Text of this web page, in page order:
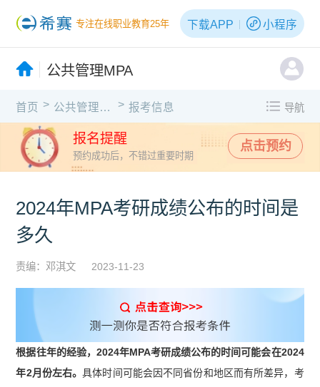
专注在线职业教育25年 下载APP 小程序
公共管理MPA
首页 > 公共管理MPA > 报考信息 导航
报名提醒
预约成功后，不错过重要时期
点击预约
2024年MPA考研成绩公布的时间是
多久
责编：邓淇文 2023-11-23
根据往年的经验，2024年MPA考研成绩公布的时间可能会在2024
年2月份左右。具体时间可能会因不同省份和地区而有所差异，考